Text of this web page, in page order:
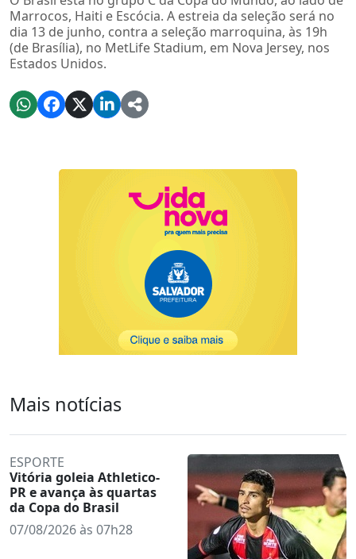
Marrocos, Haiti e Escócia. A estreia da seleção será no
dia 13 de junho, contra a seleção marroquina, às 19h
(de Brasília), no MetLife Stadium, em Nova Jersey, nos
Estados Unidos.
Mais notícias
ESPORTE
Vitória goleia Athletico-
PR e avança às quartas
da Copa do Brasil
07/08/2026 às 07h28